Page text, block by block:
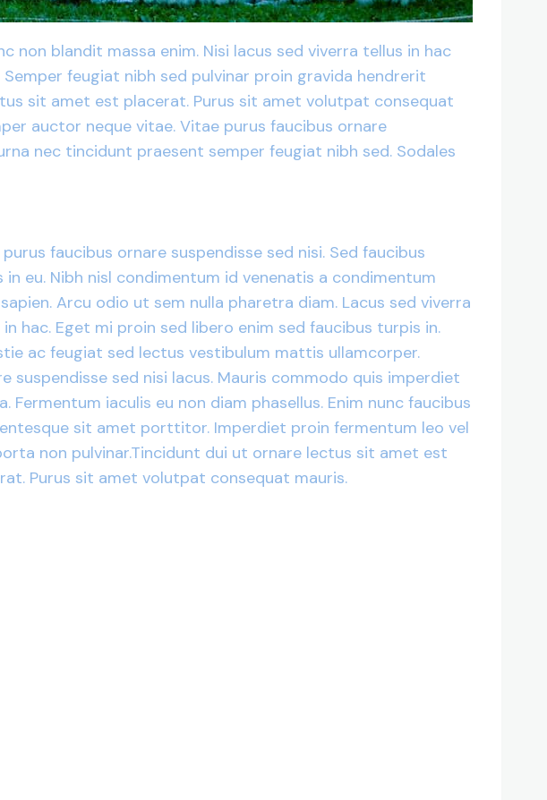
non blandit massa enim. Nisi lacus sed viverra tellus in hac
feugiat nibh sed pulvinar proin gravida hendrerit
sit amet est placerat. Purus sit amet volutpat consequat
auctor neque vitae. Vitae purus faucibus ornare
nec tincidunt praesent semper feugiat nibh sed. Sodales
faucibus ornare suspendisse sed nisi. Sed faucibus
in eu. Nibh nisl condimentum id venenatis a condimentum
Arcu odio ut sem nulla pharetra diam. Lacus sed viverra
hac. Eget mi proin sed libero enim sed faucibus turpis in.
ac feugiat sed lectus vestibulum mattis ullamcorper.
suspendisse sed nisi lacus. Mauris commodo quis imperdiet
Fermentum iaculis eu non diam phasellus. Enim nunc faucibus
sit amet porttitor. Imperdiet proin fermentum leo vel
non pulvinar.Tincidunt dui ut ornare lectus sit amet est
Purus sit amet volutpat consequat mauris.